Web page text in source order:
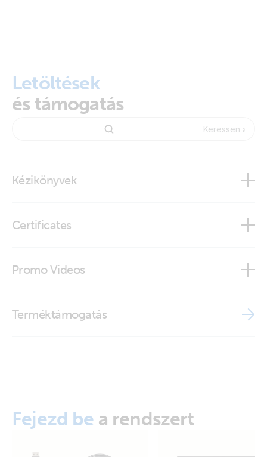
Letöltések
és támogatás
Kézikönyvek
Certificates
Promo Videos
Terméktámogatás
Fejezd be a rendszert